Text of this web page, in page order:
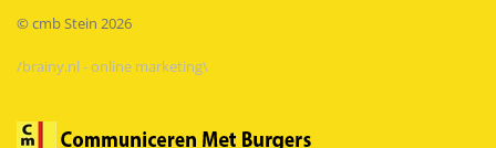
© cmb Stein 2026
/brainy.nl - online marketing\